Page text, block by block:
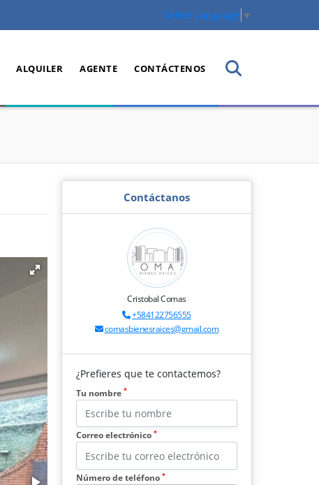
Select Language ▼
ALQUILER AGENTE CONTÁCTENOS
Contáctanos
Cristobal Comas
+584122756555
comasbienesraices@gmail.com
¿Prefieres que te contactemos?
Tu nombre *
Correo electrónico *
Número de teléfono *